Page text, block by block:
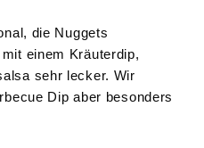
die Nuggets
einem Kräuterdip,
sehr lecker. Wir
Dip aber besonders